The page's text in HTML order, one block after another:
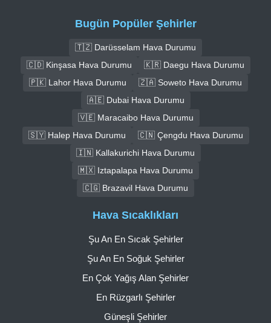
Bugün Popüler Şehirler
🇹🇿 Darüsselam Hava Durumu
🇨🇩 Kinşasa Hava Durumu
🇰🇷 Daegu Hava Durumu
🇵🇰 Lahor Hava Durumu
🇿🇦 Soweto Hava Durumu
🇦🇪 Dubai Hava Durumu
🇻🇪 Maracaibo Hava Durumu
🇸🇾 Halep Hava Durumu
🇨🇳 Çengdu Hava Durumu
🇮🇳 Kallakurichi Hava Durumu
🇲🇽 Iztapalapa Hava Durumu
🇨🇬 Brazavil Hava Durumu
Hava Sıcaklıkları
Şu An En Sıcak Şehirler
Şu An En Soğuk Şehirler
En Çok Yağış Alan Şehirler
En Rüzgarlı Şehirler
Güneşli Şehirler